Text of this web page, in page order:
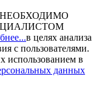
в целях анализа
с пользователями.
использованием в
данных